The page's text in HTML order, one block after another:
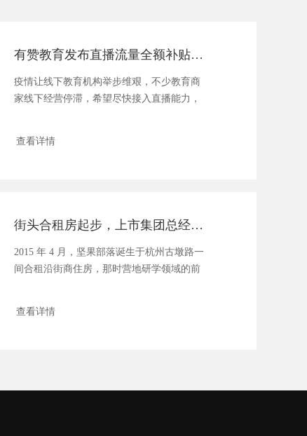
有赞教育发布直播流量全额补贴计划，扶持力度再加码
疫情让线下教育机构举步维艰，不少教育商
家线下经营停滞，希望尽快接入直播能力，
查看详情
街头合租房起步，上市集团总经理带 2 万少年在世界「安营扎寨」，月入 300 万
2015 年 4 月，坚果部落诞生于杭州古墩路一
间合租沿街商住房，那时营地研学领域的前
查看详情